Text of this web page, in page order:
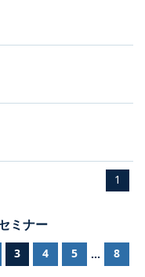
1
ミナー
3 4 5 ... 8